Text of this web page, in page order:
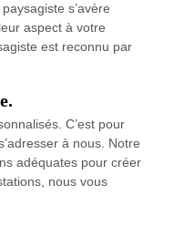
s’avère
aspect à votre
est reconnu par
C’est pour
à nous. Notre
adéquates pour créer
nous vous